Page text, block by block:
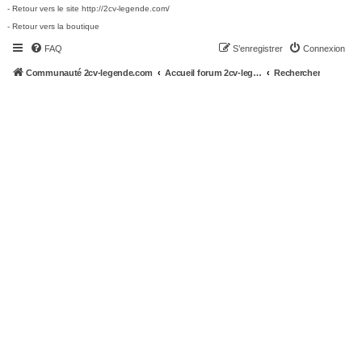
- Retour vers le site http://2cv-legende.com/
- Retour vers la boutique
FAQ Connexion
S’enregistrer
Communauté 2cv-legende.com Accueil forum 2cv-legende.com Rechercher